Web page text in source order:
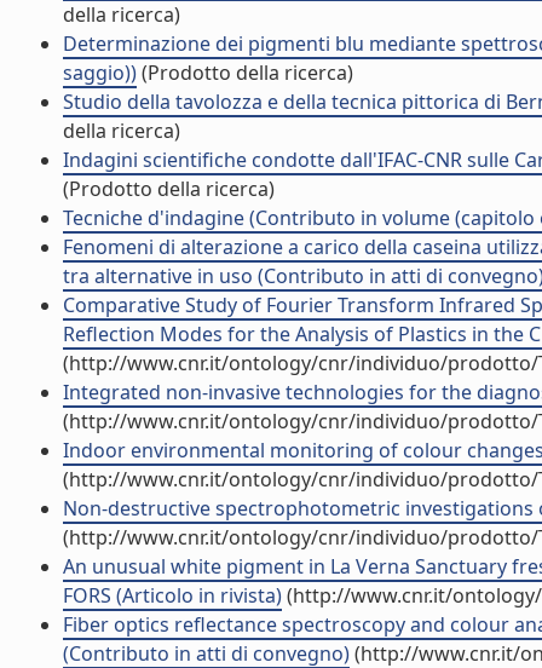
della ricerca)
Determinazione dei pigmenti blu mediante
saggio))(Prodotto della ricerca)
Studio della tavolozza e della tecnica pittorica di
della ricerca)
Indagini scientifiche condotte dall'IFAC-CNR sulle
(Prodotto della ricerca)
Tecniche d'indagine (Contributo in volume (capitolo
Fenomeni di alterazione a carico della caseina
tra alternative in uso (Contributo in atti di
Comparative Study of Fourier Transform Infrared
Reflection Modes for the Analysis of Plastics in the
(http://www.cnr.it/ontology/cnr/individuo/prodotto/
Integrated non-invasive technologies for the
(http://www.cnr.it/ontology/cnr/individuo/prodotto/
Indoor environmental monitoring of colour
(http://www.cnr.it/ontology/cnr/individuo/prodotto/
Non-destructive spectrophotometric
(http://www.cnr.it/ontology/cnr/individuo/prodotto/
An unusual white pigment in La Verna Sanctuary
FORS (Articolo in rivista)(http://www.cnr.it/
Fiber optics reflectance spectroscopy and colour
(Contributo in atti di convegno)(http://www.cnr.it/